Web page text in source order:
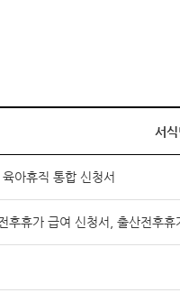
서
아휴직 통합 신청서
후휴가 급여 신청서, 출산전후휴